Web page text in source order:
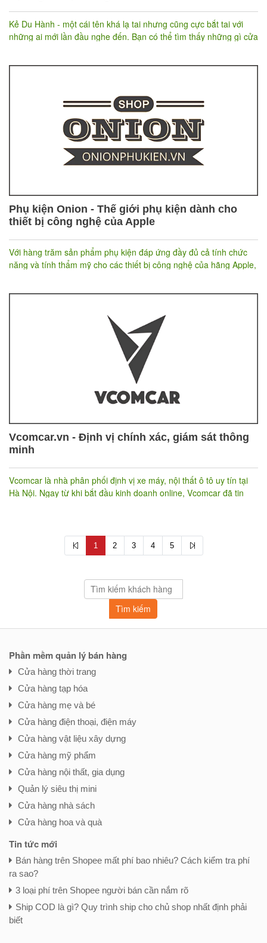
Kẻ Du Hành - một cái tên khá lạ tai nhưng cũng cực bắt tai với
những ai mới lần đầu nghe đến. Bạn có thể tìm thấy những gì cửa
Phụ kiện Onion - Thế giới phụ kiện dành cho
thiết bị công nghệ của Apple
Với hàng trăm sản phẩm phụ kiện đáp ứng đầy đủ cả tính chức
năng và tính thẩm mỹ cho các thiết bị công nghệ của hãng Apple,
Vcomcar.vn - Định vị chính xác, giám sát thông
minh
Vcomcar là nhà phân phối định vị xe máy, nội thất ô tô uy tín tại
Hà Nội. Ngay từ khi bắt đầu kinh doanh online, Vcomcar đã tin
dịch marketing dễ dàng hơn, đưa thương hiệu định vị xe máy tốt
nhất tới người tiêu dùng thông minh.
1 2 3 4 5
Tìm kiếm
Phần mềm quản lý bán hàng
Cửa hàng thời trang
Cửa hàng tạp hóa
Cửa hàng mẹ và bé
Cửa hàng điện thoại, điện máy
Cửa hàng vật liệu xây dựng
Cửa hàng mỹ phẩm
Cửa hàng nội thất, gia dụng
Quản lý siêu thị mini
Cửa hàng nhà sách
Cửa hàng hoa và quà
Tin tức mới
Bán hàng trên Shopee mất phí bao nhiêu? Cách kiểm tra phí
ra sao?
3 loại phí trên Shopee người bán cần nắm rõ
Ship COD là gì? Quy trình ship cho chủ shop nhất định phải
biết